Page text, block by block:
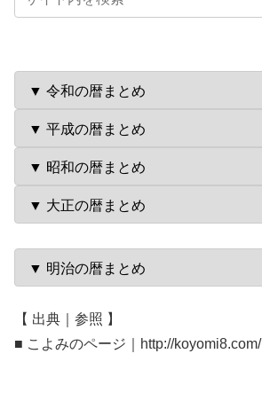
【 出典｜参照 】
■ こよみのページ｜http://koyomi8.com/